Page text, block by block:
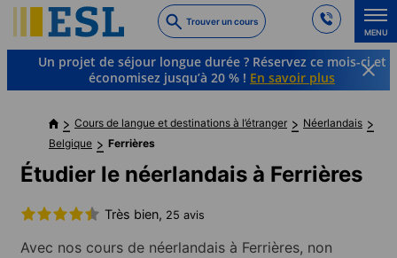
to
main
content
Trouver un cours
MENU
Un projet de séjour longue durée ? Réservez ce mois-ci et
économisez jusqu’à 20 % ! En savoir plus
Cours de langue et destinations à l’étranger
Néerlandais
Belgique
Ferrières
Étudier le néerlandais à Ferrières
Très bien, 25 avis
Avec nos cours de néerlandais à Ferrières, non